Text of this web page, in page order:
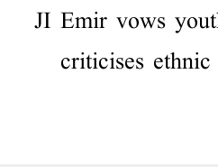
JI Emir vows
criticises